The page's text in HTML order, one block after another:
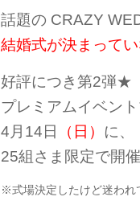
話題の CRAZY
結婚式が決まってい
好評につき第2弾★
プレミアムイベン
4月14日
（日） に、
25組さま限定で開
※式場決定したけど迷われ